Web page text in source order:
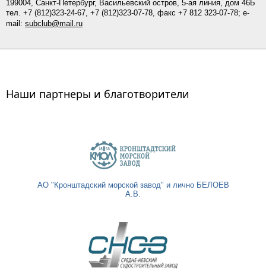
199004, Санкт-Петербург, Васильевский остров, 5-ая линия, дом 46Б
тел. +7 (812)323-24-67, +7 (812)323-07-78, факс +7 812 323-07-78; e-
mail: subclub@mail.ru
Наши партнеры и благотворители
АО "Кронштадский морской завод" и лично БЕЛОЕВ
А.В.